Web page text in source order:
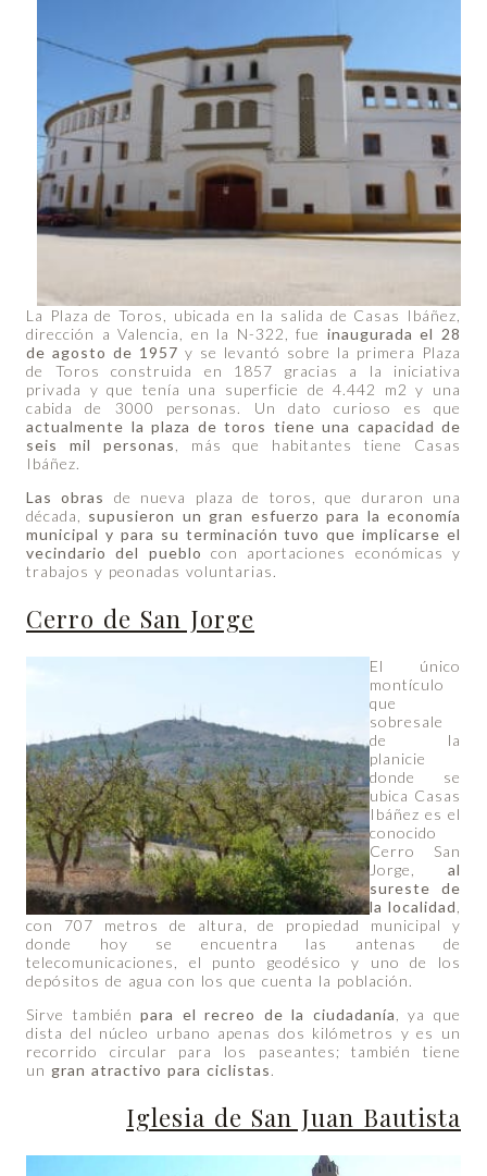
La Plaza de Toros, ubicada en la salida de Casas Ibáñez,
dirección a Valencia, en la N-322, fue inaugurada el 28
de agosto de 1957 y se levantó sobre la primera Plaza
de Toros construida en 1857 gracias a la iniciativa
privada y que tenía una superficie de 4.442 m2 y una
cabida de 3000 personas. Un dato curioso es que
actualmente la plaza de toros tiene una capacidad de
seis mil personas
, más que habitantes tiene Casas
Ibáñez.
Las obras
de nueva plaza de toros, que duraron una
década, supusieron un gran esfuerzo para la economía
municipal y para su terminación tuvo que implicarse el
vecindario del pueblo con aportaciones económicas y
trabajos y peonadas voluntarias.
Cerro de San Jorge
El único
montículo
que
sobresale
de la
planicie
donde se
ubica Casas
Ibáñez es el
conocido
Cerro San
Jorge, al
sureste de
la localidad
con 707 metros de altura, de propiedad municipal y
donde hoy se encuentra las antenas de
telecomunicaciones, el punto geodésico y uno de los
depósitos de agua con los que cuenta la población.
Sirve tambiénpara el recreo de la ciudadanía
, ya que
dista del núcleo urbano apenas dos kilómetros y es un
recorrido circular para los paseantes; también tiene
un gran atractivo para ciclistas.
Iglesia de San Juan Bautista